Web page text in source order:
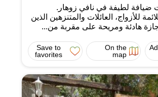
ضيافة لطيفة في نافي زوهار.
للأزواج، العائلات والمتنزهين الذين
هادئة ومريحة على مقربة من...
On the
map
Save to
favorites